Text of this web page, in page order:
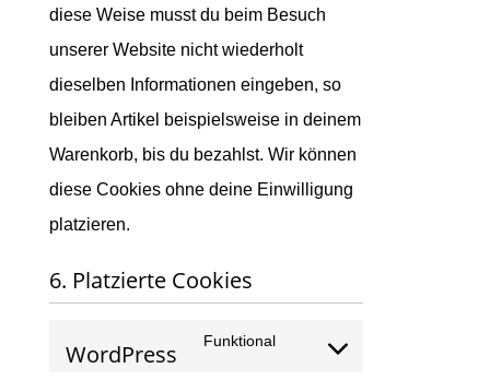
diese Weise musst du beim Besuch
unserer Website nicht wiederholt
dieselben Informationen eingeben, so
bleiben Artikel beispielsweise in deinem
Warenkorb, bis du bezahlst. Wir können
diese Cookies ohne deine Einwilligung
platzieren.
6. Platzierte Cookies
WordPress Funktional
Consent